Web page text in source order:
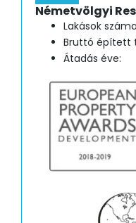
Németvölgyi
Lakások
Bruttó
Átadás